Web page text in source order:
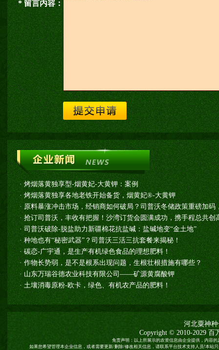
* 留言内容：
·烤烟落黄独享型-烟黄妃-大黄钾：案例
·烤烟落黄独享各地老铁开始备货，烟黄妃®-大黄钾
· 原料暴涨冲击市场，经销商如何破局？司普沃冬储政策重磅加码
·抢订司普沃，丰收有把握！沙湾订货会圆满成功，携手程总共创
·司普沃破除-脱盐助力新疆棉花抗盐碱：盐碱地变“金土地”
·种地也有“秘密武器”？司普沃三活三抗套餐来揭秘！
·碳恋-广宇通，是生产有机绿色食品的理想肥料！
·作物长势弱，是不是根系出现问题，生根壮根措施有哪些？
·山东万瑞谷德农业科技有限公司——矿源黄腐酸钾
·土壤消毒原粉-欧卡，绿色、有机农产品的肥料！
河北粟神
Copyright © 2010-2029 百
免责声明：以上所展示的农资信息由企业提供，内容
如果您希望管理本企业信息，或者需要更新/删除/修改相关信息，请联系平台技术支持人员!本站